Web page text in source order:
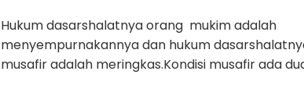
Hukum dasarshalatnya orang mukim adalah
menyempurnakannya dan hukum
musafir adalah meringkas.Kondisi musafir ada